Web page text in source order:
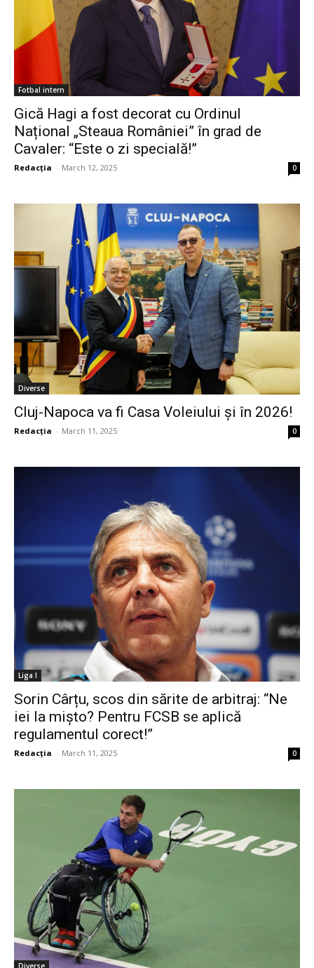
Fotbal intern
Gică Hagi a fost decorat cu Ordinul
Național „Steaua României” în grad de
Cavaler: “Este o zi specială!”
Redacția - March 12, 2025 0
Diverse
Cluj-Napoca va fi Casa Voleiului și în 2026!
Redacția - March 11, 2025 0
Liga I
Sorin Cârțu, scos din sărite de arbitraj: “Ne
iei la mișto? Pentru FCSB se aplică
regulamentul corect!”
Redacția - March 11, 2025 0
Diverse